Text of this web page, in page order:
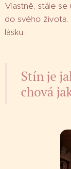
Vlastně, stále
do svého
lásku.
Stín je
chová